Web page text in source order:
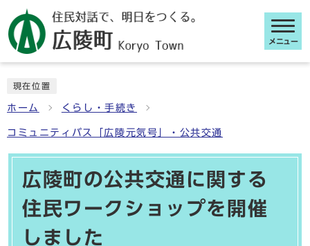
メニュー
現在位置
ホーム くらし・手続き
コミュニティバス「広陵元気号」・公共交通
広陵町の公共交通に関する
住民ワークショップを開催
しました